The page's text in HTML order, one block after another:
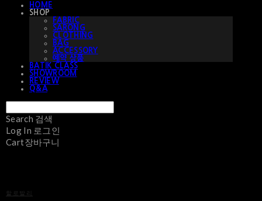
HOME
SHOP
FABRIC
SARONG
CLOTHING
BAG
ACCESSORY
예약 상품
BATIK CLASS
SHOWROOM
REVIEW
Q&A
Search 검색
Log In 로그인
Cart장바구니
할로발리